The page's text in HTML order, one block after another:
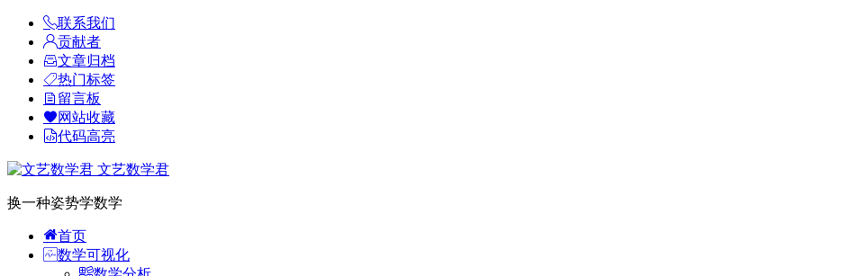
联系我们
贡献者
文章归档
热门标签
留言板
网站收藏
代码高亮
文艺数学君
换一种姿势学数学
首页
数学可视化